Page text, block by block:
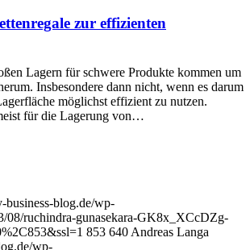
zur effizienten
Lagern für schwere Produkte kommen um
Insbesondere dann nicht, wenn es darum
möglichst effizient zu nutzen.
für die Lagerung von…
business-blog.de/wp-
08/ruchindra-gunasekara-GK8x_XCcDZg-
853 640 Andreas Langa
wp-